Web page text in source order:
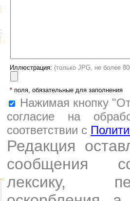
Иллюстрация: (только JPG, не более
* поля, обязательные для заполнения
Нажимая кнопку
согласие на
соответствии с
Редакция
сообщения
лексику,